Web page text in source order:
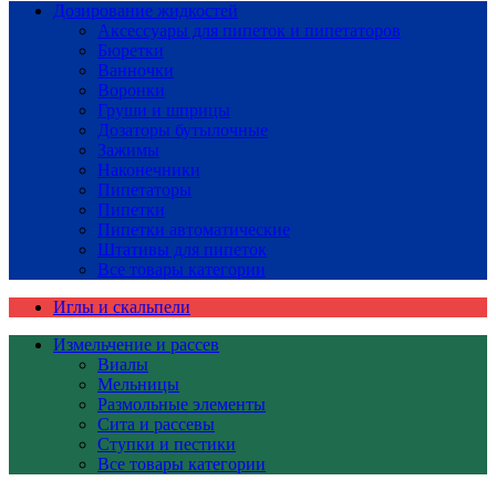
Дозирование жидкостей
Аксессуары для пипеток и пипетаторов
Бюретки
Ванночки
Воронки
Груши и шприцы
Дозаторы бутылочные
Зажимы
Наконечники
Пипетаторы
Пипетки
Пипетки автоматические
Штативы для пипеток
Все товары категории
Иглы и скальпели
Измельчение и рассев
Виалы
Мельницы
Размольные элементы
Сита и рассевы
Ступки и пестики
Все товары категории